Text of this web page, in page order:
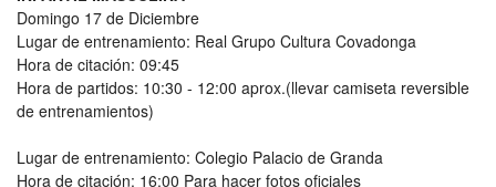
Domingo 17 de Diciembre
Lugar de entrenamiento: Real Grupo Cultura Covadonga
Hora de citación: 09:45
Hora de partidos: 10:30 - 12:00 aprox.(llevar camiseta reversible
de entrenamientos)
Lugar de entrenamiento: Colegio Palacio de Granda
Hora de citación: 16:00 Para hacer fotos oficiales